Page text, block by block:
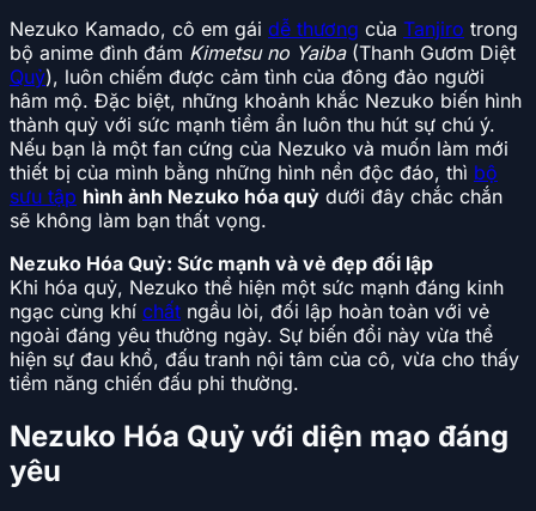
Nezuko Kamado, cô em gái dễ thương của Tanjiro trong
bộ anime đình đám Kimetsu no Yaiba(Thanh Gươm Diệt
Quỷ), luôn chiếm được cảm tình của đông đảo người
hâm mộ. Đặc biệt, những khoảnh khắc Nezuko biến hình
thành quỷ với sức mạnh tiềm ẩn luôn thu hút sự chú ý.
Nếu bạn là một fan cứng của Nezuko và muốn làm mới
thiết bị của mình bằng những hình nền độc đáo, thì bộ
sưu tập hình ảnh Nezuko hóa quỷ dưới đây chắc chắn
sẽ không làm bạn thất vọng.
Nezuko Hóa Quỷ: Sức mạnh và vẻ đẹp đối lập
Khi hóa quỷ, Nezuko thể hiện một sức mạnh đáng kinh
ngạc cùng khí chất ngầu lòi, đối lập hoàn toàn với vẻ
ngoài đáng yêu thường ngày. Sự biến đổi này vừa thể
hiện sự đau khổ, đấu tranh nội tâm của cô, vừa cho thấy
tiềm năng chiến đấu phi thường.
Nezuko Hóa Quỷ với diện mạo đáng
yêu